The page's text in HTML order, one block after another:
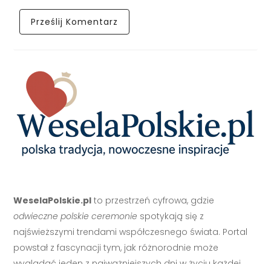
WeselaPolskie.pl to przestrzeń cyfrowa, gdzie
odwieczne polskie ceremonie spotykają się z
najświeższymi trendami współczesnego świata. Portal
powstał z fascynacji tym, jak różnorodnie może